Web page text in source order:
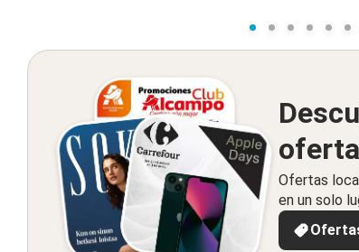
Ofertas
en un solo